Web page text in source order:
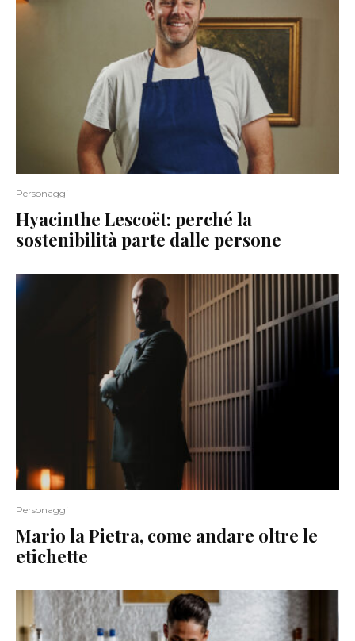
Personaggi
Hyacinthe Lescoët: perché la
sostenibilità parte dalle persone
Personaggi
Mario la Pietra, come andare oltre le
etichette